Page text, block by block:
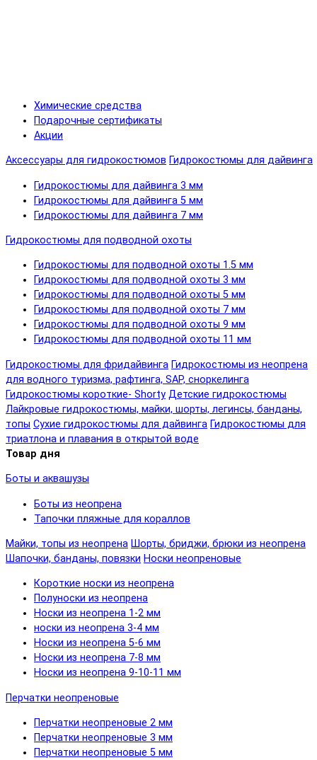
Химические средства
Подарочные сертификаты
Акции
Аксессуары для гидрокостюмов Гидрокостюмы для дайвинга
Гидрокостюмы для дайвинга 3 мм
Гидрокостюмы для дайвинга 5 мм
Гидрокостюмы для дайвинга 7 мм
Гидрокостюмы для подводной охоты
Гидрокостюмы для подводной охоты 1.5 мм
Гидрокостюмы для подводной охоты 3 мм
Гидрокостюмы для подводной охоты 5 мм
Гидрокостюмы для подводной охоты 7 мм
Гидрокостюмы для подводной охоты 9 мм
Гидрокостюмы для подводной охоты 11 мм
Гидрокостюмы для фридайвинга Гидрокостюмы из неопрена
для водного туризма, рафтинга, SAP, сноркелинга
Гидрокостюмы короткие- Shorty Детские гидрокостюмы
Лайкровые гидрокостюмы, майки, шорты, легинсы, банданы,
топы Сухие гидрокостюмы для дайвинга Гидрокостюмы для
триатлона и плавания в открытой воде
Товар дня
Боты и аквашузы
Боты из неопрена
Тапочки пляжные для кораллов
Майки, топы из неопрена Шорты, бриджи, брюки из неопрена
Шапочки, банданы, повязки Носки неопреновые
Короткие носки из неопрена
Полуноски из неопрена
Носки из неопрена 1-2 мм
носки из неопрена 3-4 мм
Носки из неопрена 5-6 мм
Носки из неопрена 7-8 мм
Носки из неопрена 9-10-11 мм
Перчатки неопреновые
Перчатки неопреновые 2 мм
Перчатки неопреновые 3 мм
Перчатки неопреновые 5 мм